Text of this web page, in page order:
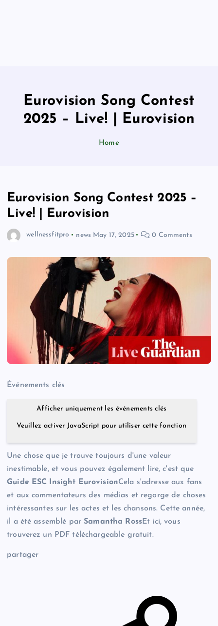
Eurovision Song Contest
2025 – Live! | Eurovision
Home
Eurovision Song Contest 2025 –
Live! | Eurovision
wellnessfitpro news May 17, 2025 0 Comments
Événements clés
Afficher uniquement les événements clés
Veuillez activer JavaScript pour utiliser cette fonction
Une chose que je trouve toujours d'une valeur
inestimable, et vous pouvez également lire, c'est que
Guide ESC Insight EurovisionCela s'adresse aux fans
et aux commentateurs des médias et regorge de choses
intéressantes sur les actes et les chansons. Cette année,
il a été assemblé parSamantha RossEt ici, vous
trouverez un PDF téléchargeable gratuit.
partager